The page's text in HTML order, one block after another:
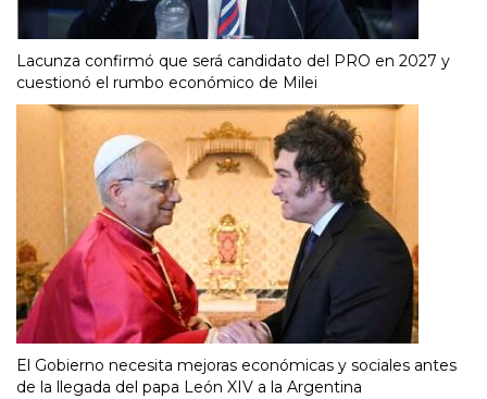
Lacunza confirmó que será candidato del PRO en 2027 y
cuestionó el rumbo económico de Milei
El Gobierno necesita mejoras económicas y sociales antes
de la llegada del papa León XIV a la Argentina